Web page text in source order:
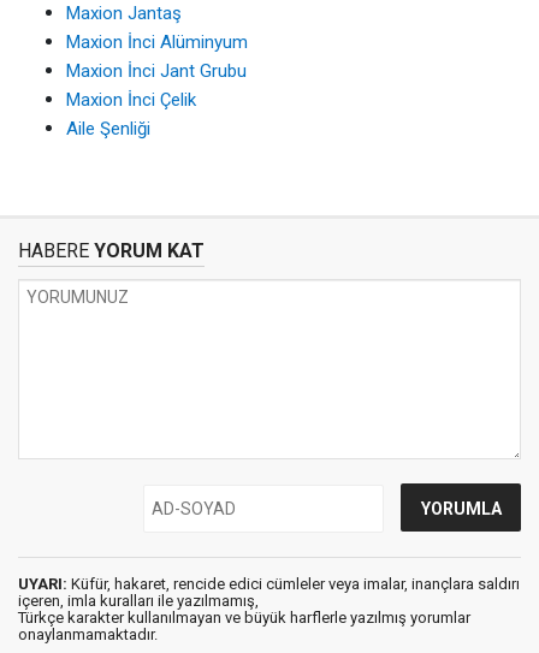
Maxion Jantaş
Maxion İnci Alüminyum
Maxion İnci Jant Grubu
Maxion İnci Çelik
Aile Şenliği
HABERE YORUM KAT
UYARI: Küfür, hakaret, rencide edici cümleler veya imalar, inançlara saldırı
içeren, imla kuralları ile yazılmamış,
Türkçe karakter kullanılmayan ve büyük harflerle yazılmış yorumlar
onaylanmamaktadır.